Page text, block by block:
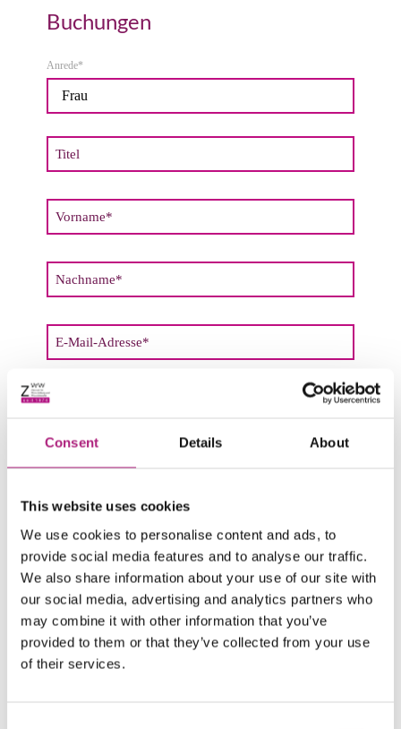
Consent Details About
This website uses cookies
We use cookies to personalise content and ads, to
provide social media features and to analyse our traffic.
We also share information about your use of our site with
our social media, advertising and analytics partners who
may combine it with other information that you’ve
provided to them or that they’ve collected from your use
of their services.
Buchungen
Pflichtfeld
Anrede*
Titel
Pflichtfeld
Vorname*
Pflichtfeld
Nachname*
Pflichtfeld
E-Mail-Adresse*
Pflichtfeld
Hier bitte den Namen sowie den
Verstaltungszeitraum der Kurse angeben.*
Allgemeine Geschäftsbedingungen und
DSGVO: